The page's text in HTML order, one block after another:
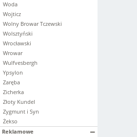
Woda
Wojticz
Wolny Browar Tczewski
Wolsztyński
Wrocławski
Wrowar
Wulfvesbergh
Ypsylon
Zaręba
Zicherka
Złoty Kundel
Zygmunt i Syn
Żekso
Reklamowe